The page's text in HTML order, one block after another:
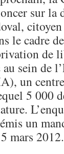
sur
le cadre
de
sein de
un
5 000
un
mars 2012.